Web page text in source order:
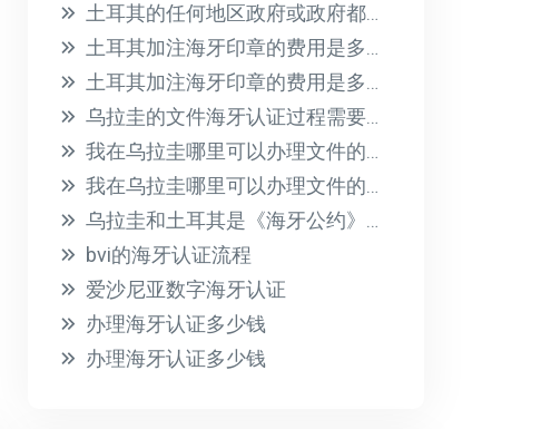
土耳其的任何地区政府或政府都不会为在国外收到的文件提供海牙认证
土耳其加注海牙印章的费用是多少？
土耳其加注海牙印章的费用是多少？
乌拉圭的文件海牙认证过程需要多长时间？此过程的相关费用是多少？
我在乌拉圭哪里可以办理文件的海牙认证？有哪些必要的要求？
我在乌拉圭哪里可以办理文件的海牙认证？有哪些必要的要求？
乌拉圭和土耳其是《海牙公约》的成员国
bvi的海牙认证流程
爱沙尼亚数字海牙认证
办理海牙认证多少钱
办理海牙认证多少钱